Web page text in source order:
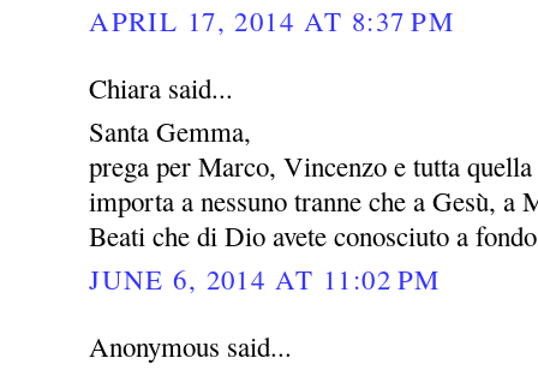
APRIL 17, 2014 AT 8:37 PM
Chiara said...
Santa Gemma,
prega per Marco, Vincenzo e tutta
importa a nessuno tranne che a Gesù, a
Beati che di Dio avete conosciuto a
JUNE 6, 2014 AT 11:02 PM
Anonymous said...